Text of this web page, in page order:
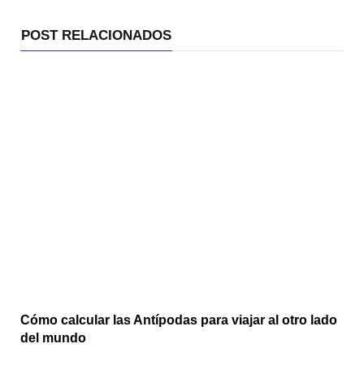
POST RELACIONADOS
Cómo calcular las Antípodas para viajar al otro lado
del mundo